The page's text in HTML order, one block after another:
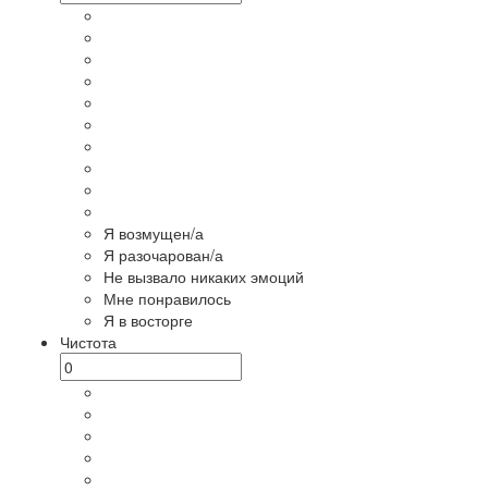
Я возмущен/а
Я разочарован/а
Не вызвало никаких эмоций
Мне понравилось
Я в восторге
Чистота